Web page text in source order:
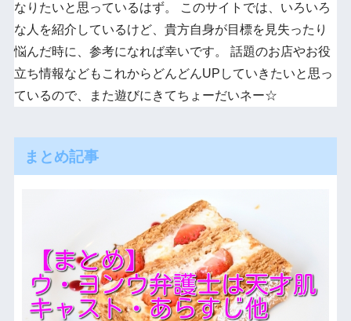
なりたいと思っているはず。 このサイトでは、いろいろ
な人を紹介しているけど、貴方自身が目標を見失ったり
悩んだ時に、参考になれば幸いです。 話題のお店やお役
立ち情報などもこれからどんどんUPしていきたいと思っ
ているので、また遊びにきてちょーだいネー☆
まとめ記事